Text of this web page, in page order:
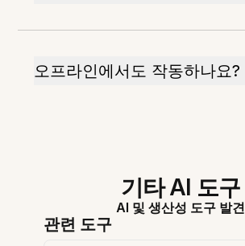
오프라인에서도 작동하나요?
기타 AI 도구
AI 및 생산성 도구 발견
관련 도구